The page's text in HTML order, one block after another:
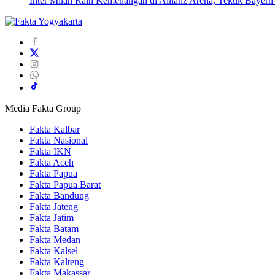
Media Fakta Group
Fakta Kalbar
Fakta Nasional
Fakta IKN
Fakta Aceh
Fakta Papua
Fakta Papua Barat
Fakta Bandung
Fakta Jateng
Fakta Jatim
Fakta Batam
Fakta Medan
Fakta Kalsel
Fakta Kalteng
Fakta Makassar